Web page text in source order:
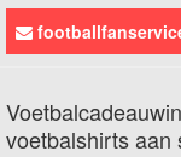
voetbalshirts aan